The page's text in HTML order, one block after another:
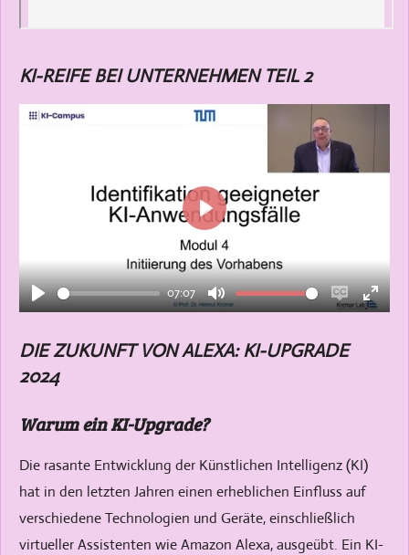
KI-REIFE BEI UNTERNEHMEN TEIL 2
P
l
a
y
07:07
M
u
t
E
n
a
c
a
p
t
E
s
P
l
a
y
DIE ZUKUNFT VON ALEXA: KI-UPGRADE
2024
Warum ein KI-Upgrade?
Die rasante Entwicklung der Künstlichen Intelligenz (KI)
hat in den letzten Jahren einen erheblichen Einfluss auf
verschiedene Technologien und Geräte, einschließlich
virtueller Assistenten wie Amazon Alexa, ausgeübt. Ein KI-